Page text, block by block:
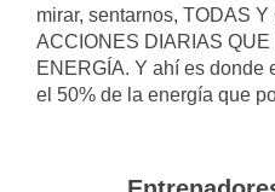
mirar, sentarnos, TODAS
ACCIONES DIARIAS
ENERGÍA. Y ahí es donde
el 50% de la energía que